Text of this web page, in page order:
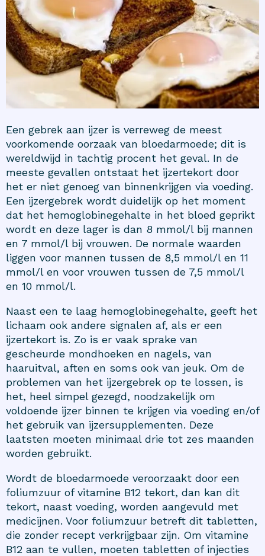
Een gebrek aan ijzer is verreweg de meest
voorkomende oorzaak van bloedarmoede; dit is
wereldwijd in tachtig procent het geval. In de
meeste gevallen ontstaat het ijzertekort door
het er niet genoeg van binnenkrijgen via voeding.
Een ijzergebrek wordt duidelijk op het moment
dat het hemoglobinegehalte in het bloed geprikt
wordt en deze lager is dan 8 mmol/l bij mannen
en 7 mmol/l bij vrouwen. De normale waarden
liggen voor mannen tussen de 8,5 mmol/l en 11
mmol/l en voor vrouwen tussen de 7,5 mmol/l
en 10 mmol/l.
Naast een te laag hemoglobinegehalte, geeft het
lichaam ook andere signalen af, als er een
ijzertekort is. Zo is er vaak sprake van
gescheurde mondhoeken en nagels, van
haaruitval, aften en soms ook van jeuk. Om de
problemen van het ijzergebrek op te lossen, is
het, heel simpel gezegd, noodzakelijk om
voldoende ijzer binnen te krijgen via voeding en/of
het gebruik van ijzersupplementen. Deze
laatsten moeten minimaal drie tot zes maanden
worden gebruikt.
Wordt de bloedarmoede veroorzaakt door een
foliumzuur of vitamine B12 tekort, dan kan dit
tekort, naast voeding, worden aangevuld met
medicijnen. Voor foliumzuur betreft dit tabletten,
die zonder recept verkrijgbaar zijn. Om vitamine
B12 aan te vullen, moeten tabletten of injecties